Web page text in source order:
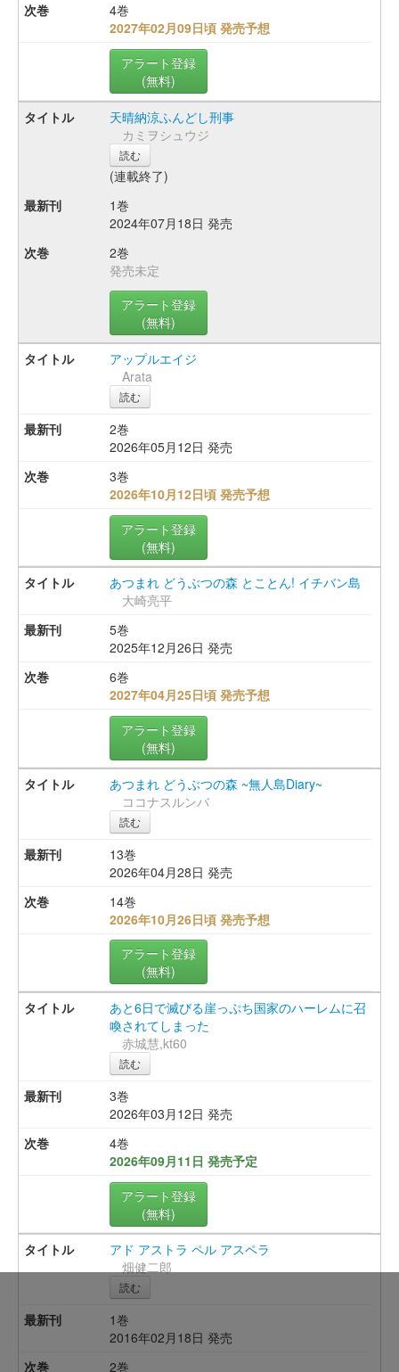
4巻
2027年02月09日頃 発売予想
アラート登録
(無料)
天晴納涼ふんどし刑事
カミヲシュウジ
読む
(連載終了)
1巻
2024年07月18日 発売
2巻
発売未定
アラート登録
(無料)
アップルエイジ
Arata
読む
2巻
2026年05月12日 発売
3巻
2026年10月12日頃 発売予想
アラート登録
(無料)
あつまれ どうぶつの森 とことん! イチバン島
大崎亮平
5巻
2025年12月26日 発売
6巻
2027年04月25日頃 発売予想
アラート登録
(無料)
あつまれ どうぶつの森 ~無人島Diary~
ココナスルンバ
読む
13巻
2026年04月28日 発売
14巻
2026年10月26日頃 発売予想
アラート登録
(無料)
あと6日で滅びる崖っぷち国家のハーレムに召
喚されてしまった
赤城慧,kt60
読む
3巻
2026年03月12日 発売
4巻
2026年09月11日 発売予定
アラート登録
(無料)
アド アストラ ペル アスペラ
畑健二郎
読む
1巻
2016年02月18日 発売
2巻